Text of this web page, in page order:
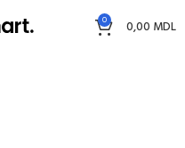
0 0,00 MDL